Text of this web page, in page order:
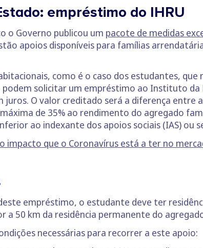
empréstimo do IHRU
o Governo publicou um pacote de medidas
apoios disponíveis para famílias
como é o caso dos estudantes,
solicitar um empréstimo ao Instituto da
juros. O valor creditado será a diferença entre
de 35% ao rendimento do agregado
ao indexante dos apoios sociais (IAS) ou
impacto que o Coronavírus está a ter no
empréstimo, o estudante deve ter
a 50 km da residência permanente do
necessárias para recorrer a este apoio: